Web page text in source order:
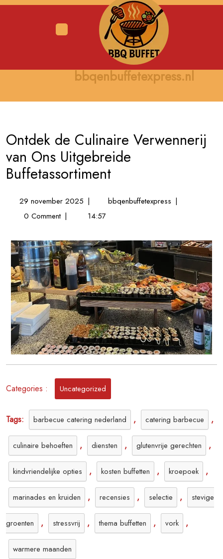
Skip
bbqenbuffetexpress.nl
Ontdek de Culinaire Verwennerij
van Ons Uitgebreide
Buffetassortiment
29 november 202529
november
| bbqenbuffetexpressOntdek
van
Ons
Uitgebreide
Buffetassortiment
|
0 Comment | 14:57
Categories : Uncategorized
Tags: barbecue catering nederland , catering barbecue ,
culinaire behoeften , diensten , glutenvrije gerechten ,
kindvriendelijke opties , kosten buffetten , kroepoek ,
marinades en kruiden , recensies , selectie , stevige
groenten , stressvrij , thema buffetten , vork ,
warmere maanden